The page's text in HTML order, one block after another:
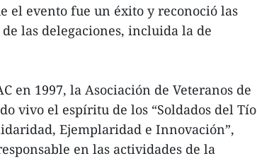
el evento fue un éxito y reconoció las
las delegaciones, incluida la de
en 1997, la Asociación de Veteranos de
vivo el espíritu de los “Soldados del Tío
Ejemplaridad e Innovación”,
en las actividades de la